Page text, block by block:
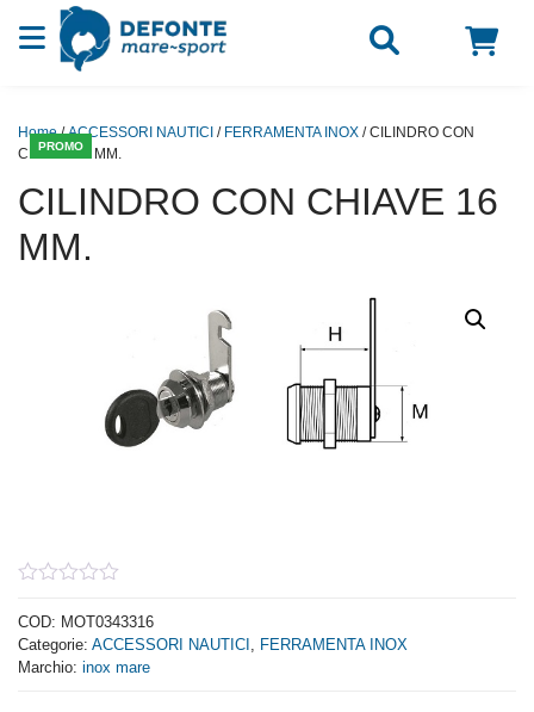
Vai al contenuto
PROMO
Home/ACCESSORI NAUTICI / FERRAMENTA INOX / CILINDRO CON
CHIAVE 16 MM.
CILINDRO CON CHIAVE 16
MM.
out
of
5
COD: MOT0343316
Categorie: ACCESSORI NAUTICI
FERRAMENTA INOX
Marchio: inox mare